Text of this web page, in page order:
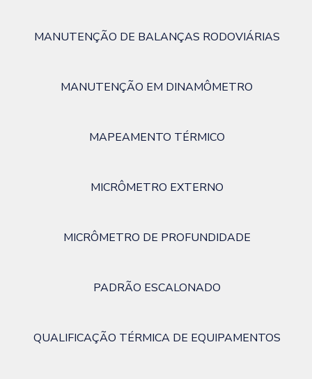
MANUTENÇÃO DE BALANÇAS RODOVIÁRIAS
MANUTENÇÃO EM DINAMÔMETRO
MAPEAMENTO TÉRMICO
MICRÔMETRO EXTERNO
MICRÔMETRO DE PROFUNDIDADE
PADRÃO ESCALONADO
QUALIFICAÇÃO TÉRMICA DE EQUIPAMENTOS